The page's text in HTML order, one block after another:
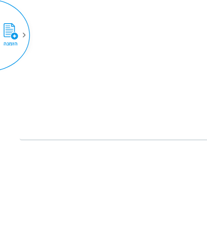
הזמנה